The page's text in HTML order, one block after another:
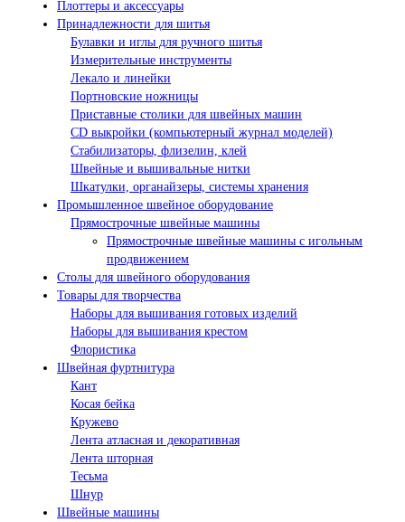
Плоттеры и аксессуары
Принадлежности для шитья
Булавки и иглы для ручного шитья
Измерительные инструменты
Лекало и линейки
Портновские ножницы
Приставные столики для швейных машин
СD выкройки (компьютерный журнал моделей)
Стабилизаторы, флизелин, клей
Швейные и вышивальные нитки
Шкатулки, органайзеры, системы хранения
Промышленное швейное оборудование
Прямострочные швейные машины
Прямострочные швейные машины с игольным
продвижением
Столы для швейного оборудования
Товары для творчества
Наборы для вышивания готовых изделий
Наборы для вышивания крестом
Флористика
Швейная фуртнитура
Кант
Косая бейка
Кружево
Лента aтласная и декоративная
Лента шторная
Тесьма
Шнур
Швейные машины